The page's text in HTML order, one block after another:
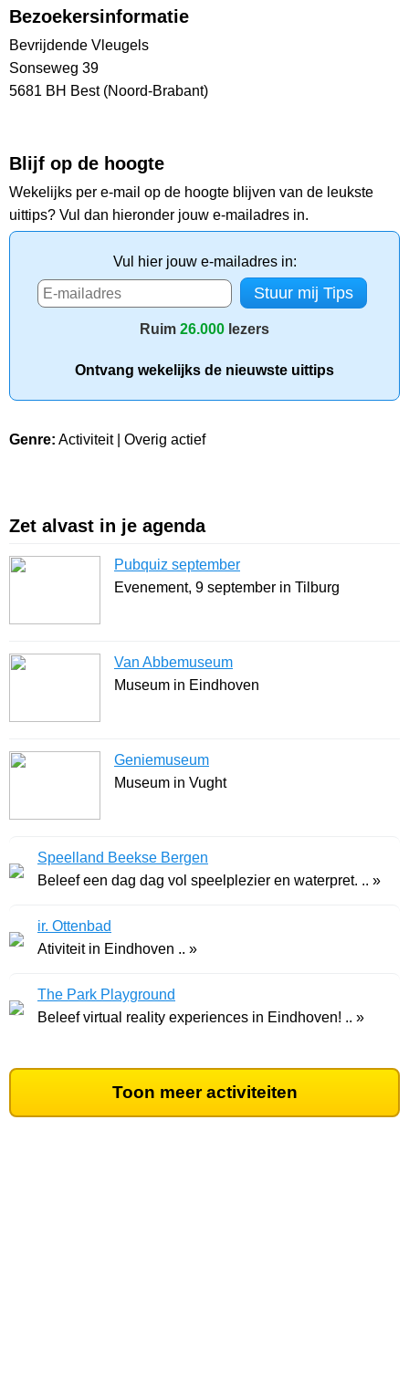
Bezoekersinformatie
Bevrijdende Vleugels
Sonseweg 39
5681 BH Best (Noord-Brabant)
Blijf op de hoogte
Wekelijks per e-mail op de hoogte blijven van de leukste
uittips? Vul dan hieronder jouw e-mailadres in.
Vul hier jouw e-mailadres in:
Ruim 26.000 lezers
Ontvang wekelijks de nieuwste uittips
Genre: Activiteit | Overig actief
Zet alvast in je agenda
Pubquiz september
Evenement, 9 september in Tilburg
Van Abbemuseum
Museum in Eindhoven
Geniemuseum
Museum in Vught
Speelland Beekse Bergen
Beleef een dag dag vol speelplezier en waterpret. .. »
ir. Ottenbad
Ativiteit in Eindhoven .. »
The Park Playground
Beleef virtual reality experiences in Eindhoven! .. »
Toon meer activiteiten